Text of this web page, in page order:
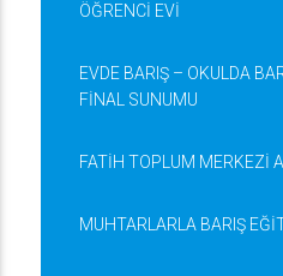
ÖĞRENCİ EVİ
EVDE BARIŞ – OKULDA
FİNAL SUNUMU
FATİH TOPLUM MERKEZİ
MUHTARLARLA BARIŞ